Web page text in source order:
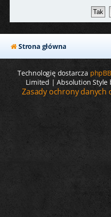
Strona główna
Technologię dostarcza phpBB
Limited | Absolution Style
Zasady ochrony danych